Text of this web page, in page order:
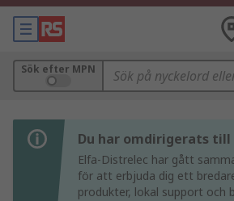
Sök efter MPN
Du har omdirigerats till
Elfa-Distrelec har gått
för att erbjuda dig ett
produkter, lokal support och